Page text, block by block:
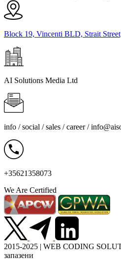
Block 19, Vincenti BLD, Strait
AI Solutions Media Ltd
info / social / sales / career /
+35621358073
We Are Certified
2015-2025 | WEB CODING
запазени